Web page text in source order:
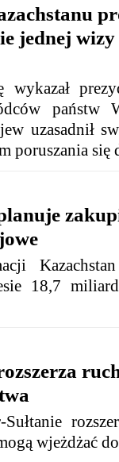
jednej wizy
wykazał
państw
uzasadnił
poruszania się
18,7
wjeżdżać